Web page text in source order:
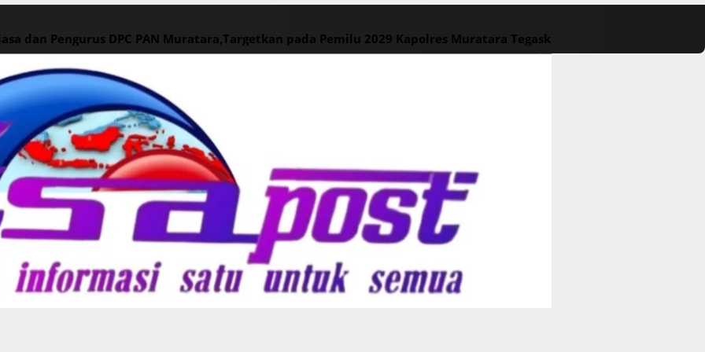
dan Pengurus DPC PAN Muratara,Targetkan pada Pemilu 2029 Kapolres Muratara Tegaskan Larangan Karhutla,